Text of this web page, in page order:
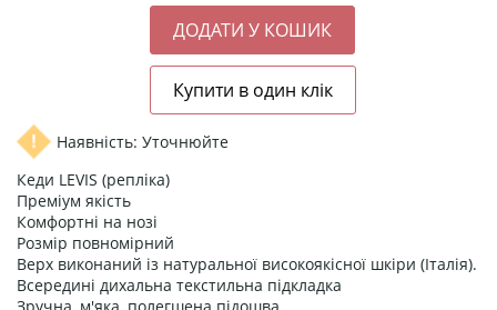
Наявність: Уточнюйте
Кеди LEVIS (репліка)
Преміум якість
Комфортні на нозі
Розмір повномірний
Верх виконаний із натуральної високоякісної шкіри (Італія).
Всередині дихальна текстильна підкладка